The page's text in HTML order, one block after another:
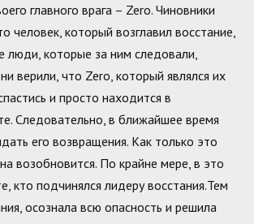
главного врага – Zero. Чиновники
человек, который возглавил восстание,
люди, которые за ним следовали,
верили, что Zero, который являлся их
и просто находится в
Следовательно, в ближайшее время
его возвращения. Как только это
возобновится. По крайне мере, в это
кто подчинялся лидеру восстания.Тем
осознала всю опасность и решила